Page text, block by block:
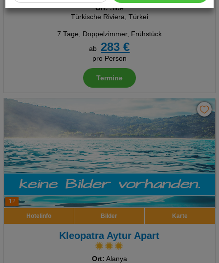
Cookie Einstellungen
Technische Cookies
Erweiterte Einstellungen
Ort:Side
Türkische Riviera, Türkei
7 Tage, Doppelzimmer, Frühstück
ab
283 €
pro Person
Termine
12
Hotelinfo Bilder Karte
Kleopatra Aytur Apart
Ort: Alanya